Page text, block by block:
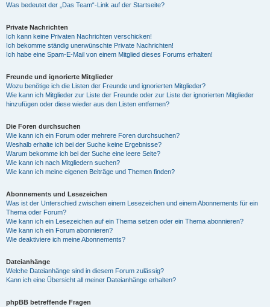
Was bedeutet der „Das Team“-Link auf der Startseite?
Private Nachrichten
Ich kann keine Privaten Nachrichten verschicken!
Ich bekomme ständig unerwünschte Private Nachrichten!
Ich habe eine Spam-E-Mail von einem Mitglied dieses Forums erhalten!
Freunde und ignorierte Mitglieder
Wozu benötige ich die Listen der Freunde und ignorierten Mitglieder?
Wie kann ich Mitglieder zur Liste der Freunde oder zur Liste der ignorierten Mitglieder
hinzufügen oder diese wieder aus den Listen entfernen?
Die Foren durchsuchen
Wie kann ich ein Forum oder mehrere Foren durchsuchen?
Weshalb erhalte ich bei der Suche keine Ergebnisse?
Warum bekomme ich bei der Suche eine leere Seite?
Wie kann ich nach Mitgliedern suchen?
Wie kann ich meine eigenen Beiträge und Themen finden?
Abonnements und Lesezeichen
Was ist der Unterschied zwischen einem Lesezeichen und einem Abonnements für ein
Thema oder Forum?
Wie kann ich ein Lesezeichen auf ein Thema setzen oder ein Thema abonnieren?
Wie kann ich ein Forum abonnieren?
Wie deaktiviere ich meine Abonnements?
Dateianhänge
Welche Dateianhänge sind in diesem Forum zulässig?
Kann ich eine Übersicht all meiner Dateianhänge erhalten?
phpBB betreffende Fragen